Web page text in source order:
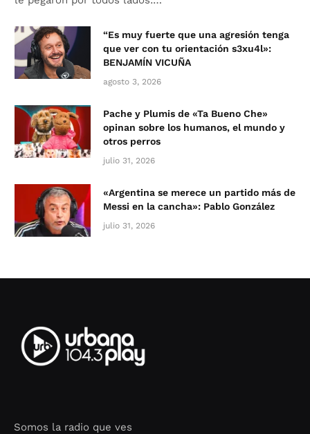
“Es muy fuerte que una agresión tenga
que ver con tu orientación s3xu4l»:
BENJAMÍN VICUÑA
agosto 3, 2026
Pache y Plumis de «Ta Bueno Che»
opinan sobre los humanos, el mundo y
otros perros
julio 31, 2026
«Argentina se merece un partido más de
Messi en la cancha»: Pablo González
julio 31, 2026
Somos la radio que ves